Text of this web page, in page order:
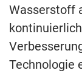
Wasserstoff
Technologie